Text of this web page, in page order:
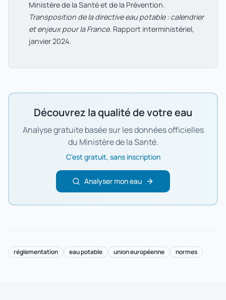
Ministère de la Santé et de la Prévention.
Transposition de la directive eau potable : calendrier
et enjeux pour la France. Rapport interministériel,
janvier 2024.
Découvrez la qualité de votre eau
Analyse gratuite basée sur les données officielles
du Ministère de la Santé.
C'est gratuit, sans inscription
Analyser mon eau
réglementation eau potable union européenne normes